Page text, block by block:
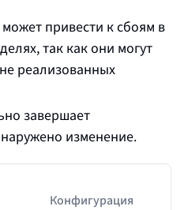
привести к сбоям в
так как они могут
реализованных
завершает
изменение.
Конфигурация